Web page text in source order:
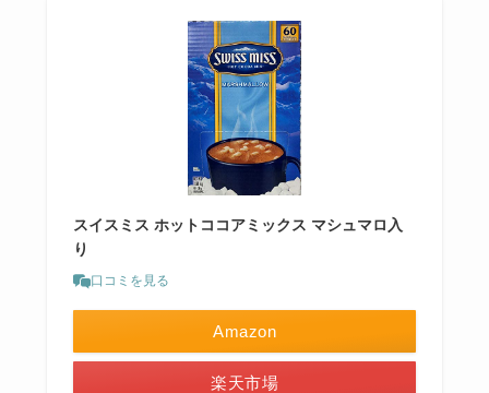
スイスミス ホットココアミックス マシュマロ入
り
口コミを見る
Amazon
楽天市場